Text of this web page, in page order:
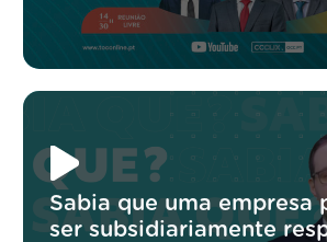
Sabia que uma empresa
ser subsidiariamente